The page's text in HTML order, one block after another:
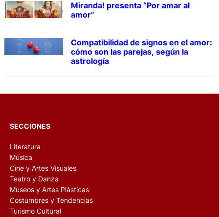
Miranda! presenta “Por amar al
amor”
Compatibilidad de signos en el amor:
cómo son las parejas, según la
astrología
SECCIONES
Literatura
Música
Cine y Artes Visuales
Teatro y Danza
Museos y Artes Plásticas
Costumbres y Tendencias
Turismo Cultural